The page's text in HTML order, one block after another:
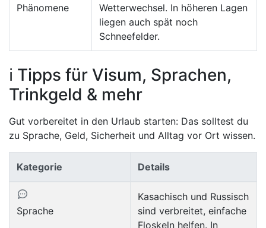
Phänomene
Wetterwechsel. In höheren Lagen
liegen auch spät noch
Schneefelder.
ℹ️ Tipps für Visum, Sprachen,
Trinkgeld & mehr
Gut vorbereitet in den Urlaub starten: Das solltest du
zu Sprache, Geld, Sicherheit und Alltag vor Ort wissen.
Kategorie Details
Sprache
Kasachisch und Russisch
sind verbreitet, einfache
Floskeln helfen. In